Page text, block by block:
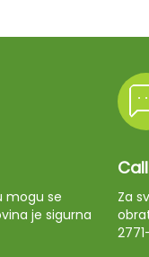
mogu se
je sigurna
Za